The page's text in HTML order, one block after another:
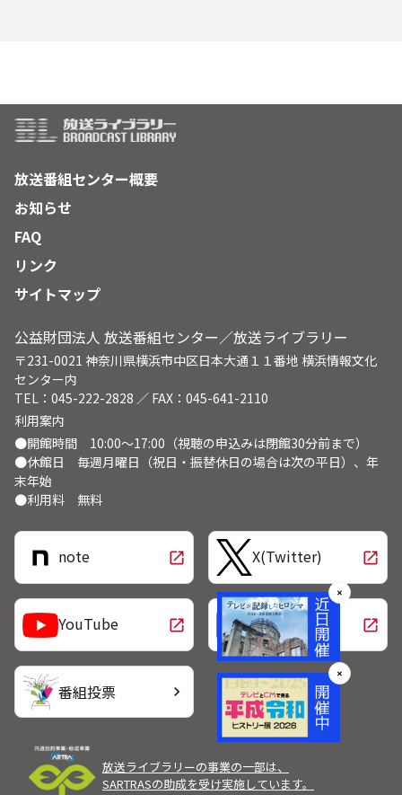
放送番組センター概要
お知らせ
FAQ
リンク
サイトマップ
公益財団法人 放送番組センター／放送ライブラリー
〒231-0021 神奈川県横浜市中区日本大通１１番地 横浜情報文化
センター内
TEL：045-222-2828 ／ FAX：045-641-2110
利用案内
●開館時間 10:00～17:00（視聴の申込みは閉館30分前まで）
●休館日 毎週月曜日（祝日・振替休日の場合は次の平日）、年
末年始
●利用料 無料
note open_in_new X(Twitter) open_in_new
YouTube open_in_new LINE open_in_new
番組投票 chevron_right
放送ライブラリーの事業の一部は、
SARTRASの助成を受け実施しています。
✕
✕